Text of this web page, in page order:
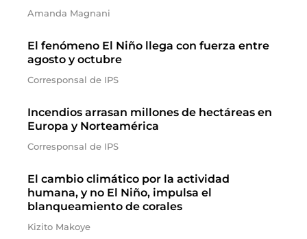
Amanda Magnani
El fenómeno El Niño llega con fuerza entre
agosto y octubre
Corresponsal de IPS
Incendios arrasan millones de hectáreas en
Europa y Norteamérica
Corresponsal de IPS
El cambio climático por la actividad
humana, y no El Niño, impulsa el
blanqueamiento de corales
Kizito Makoye